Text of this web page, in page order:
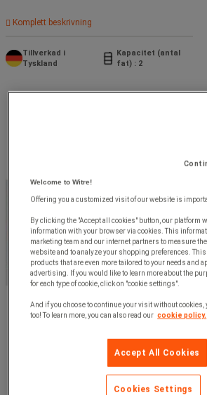
Komplett beskrivning
Tillverkad i
Tyskland
Kapacitet (antal
fat) : 2
Welcome to Witre!
Offering you a customized visit of our website is
By clicking the "Accept all cookies" button, our platform
information with your browser via cookies. This
marketing team and our internet partners to measure
website and to analyze your shopping preferences.
products that are even more tailored to your needs and
advertising. If you would like to learn more about the
for each type of cookie, click on "cookie settings".
And if you choose to continue your visit without cookies,
too! To learn more, you can also read our cookie policy.
Accept All Cookies
Cookies Settings